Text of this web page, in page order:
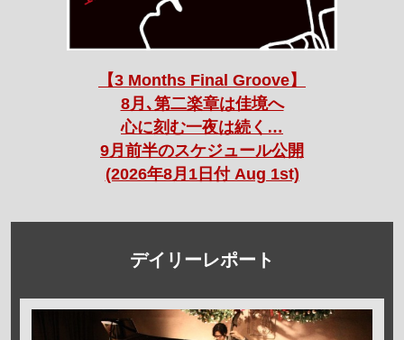
【3 Months Final Groove】
8月､第二楽章は佳境へ
心に刻む一夜は続く…
9月前半のスケジュール公開
(2026年8月1日付 Aug 1st)
デイリーレポート